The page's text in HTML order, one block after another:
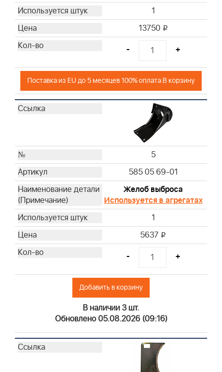
1
13750 i
- +
Поставка из EU до 5 месяцев 100% оплата В корзину
5
585 05 69-01
Желоб выброса
Используется в агрегатах
1
5637 i
- +
Добавить в корзину
В наличии 3 шт.
Обновлено 05.08.2026 (09:16)